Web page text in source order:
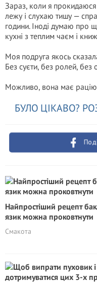
Зараз, коли я прокидаюся
лежу і слухаю тишу —
години. Іноді думаю про
кухні з теплим чаєм і
Моя подруга якось
Без суєти, без ролей, без
Можливо, вона має
БУЛО ЦІКАВО?
Найпростіший рецепт
язик можна проковтнути
Смакота